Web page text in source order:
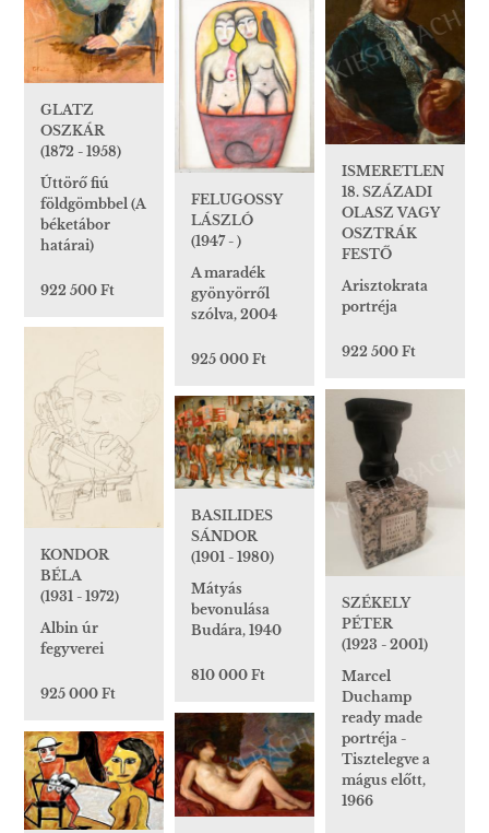
GLATZ
OSZKÁR
(1872 - 1958)
Úttörő fiú
földgömbbel (A
béketábor
határai)
922 500 Ft
ISMERETLEN
18. SZÁZADI
OLASZ VAGY
OSZTRÁK
FESTŐ
Arisztokrata
portréja
922 500 Ft
FELUGOSSY
LÁSZLÓ
(1947 - )
A maradék
gyönyörről
szólva, 2004
925 000 Ft
KONDOR
BÉLA
(1931 - 1972)
Albin úr
fegyverei
925 000 Ft
SZÉKELY
PÉTER
(1923 - 2001)
Marcel
Duchamp
ready made
portréja -
Tisztelegve a
mágus előtt,
1966
BASILIDES
SÁNDOR
(1901 - 1980)
Mátyás
bevonulása
Budára, 1940
810 000 Ft